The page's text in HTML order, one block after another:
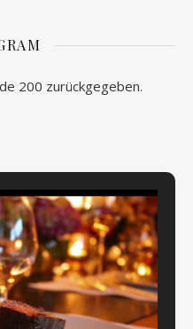
200 zurückgegeben.